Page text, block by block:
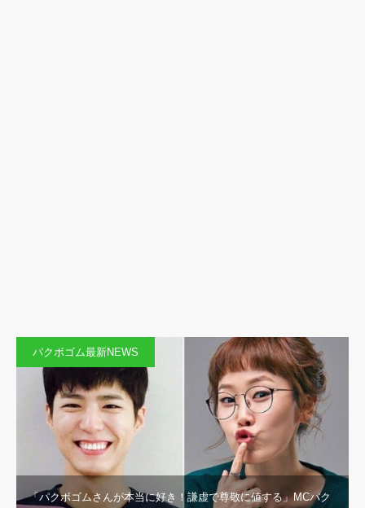
パクボゴム最新NEWS
「パクボゴムさんが本当に好き！謙虚で尊敬に値する」MCパク